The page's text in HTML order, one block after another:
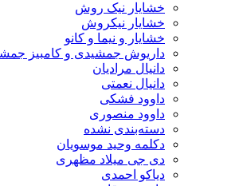
خشایار نیک روش
خشایار نیکروش
خشایار و نیما و کانو
داریوش جمشیدی و کامبیز
دانیال مرادیان
دانیال نعمتی
داوود فشکی
داوود منصوری
دسته‌بندی نشده
دکلمه وحید موسویان
دی جی میلاد مظهری
دیاکو احمدی